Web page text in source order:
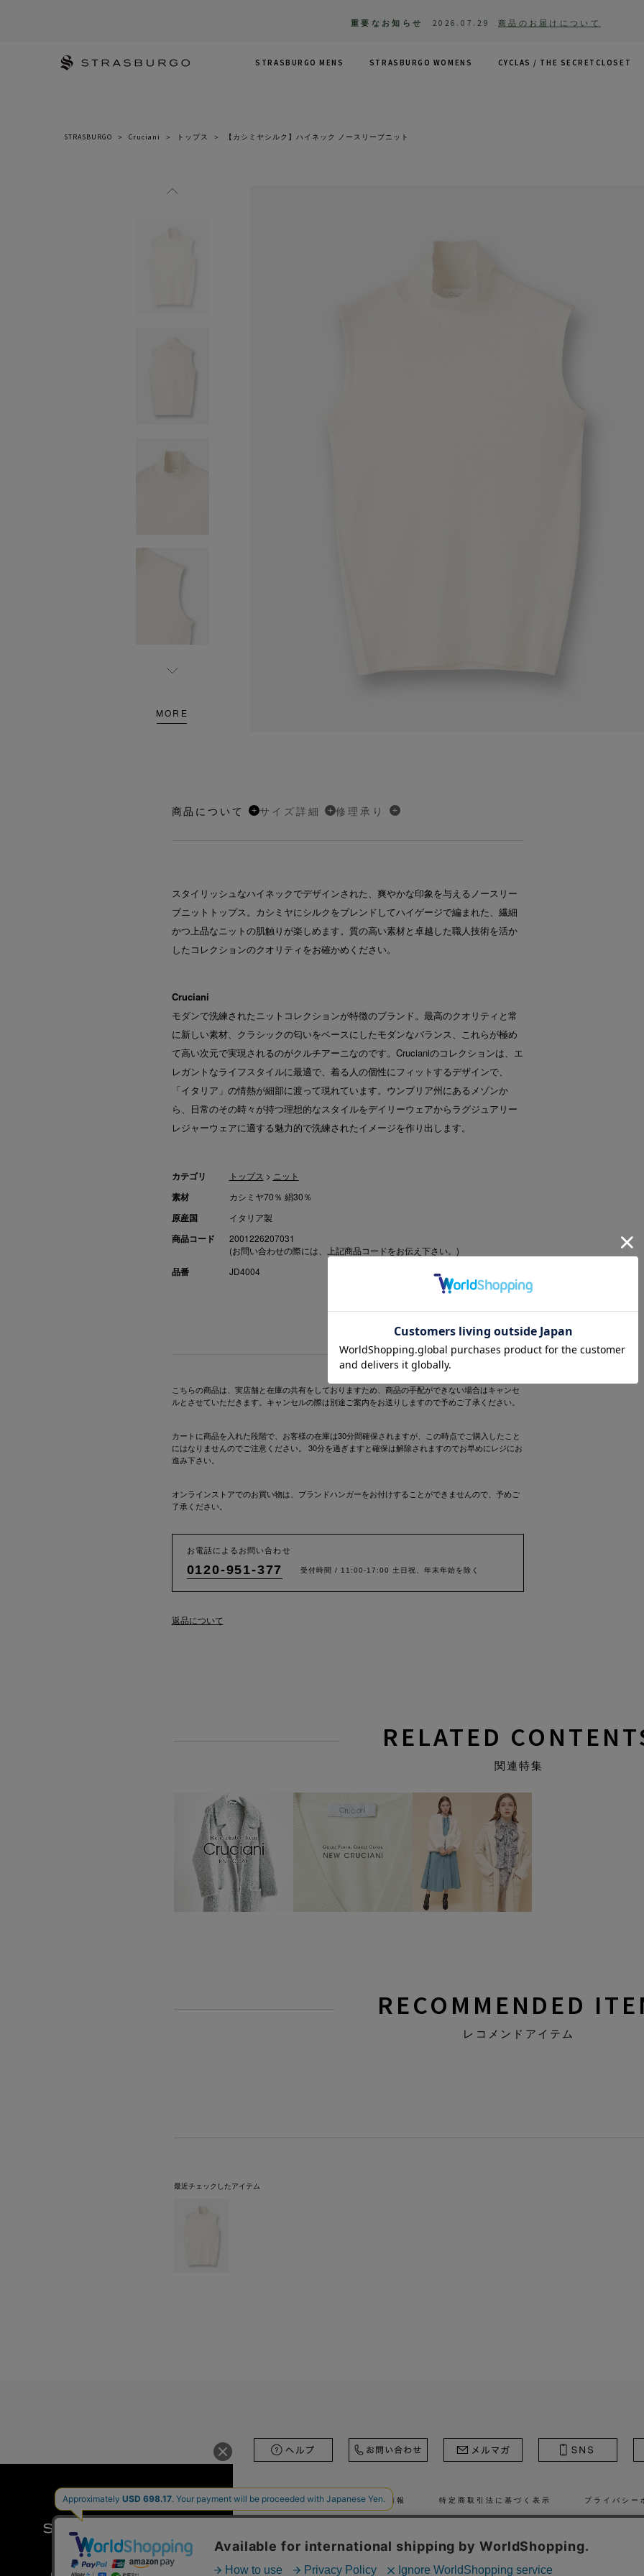
重要なお知らせ 2026.07.29 商品のお届けについて
STRASBURGO MENS STRASBURGO WOMENS CYCLAS / THE SECRETCLOSET
STRASBURGO ＞ Cruciani ＞ トップス ＞ 【カシミヤシルク】ハイネック ノースリーブニット
MORE
商品について サイズ詳細 修理承り
スタイリッシュなハイネックでデザインされた、爽やかな印象を与えるノースリー
ブニットトップス。カシミヤにシルクをブレンドしてハイゲージで編まれた、繊細
かつ上品なニットの肌触りが楽しめます。質の高い素材と卓越した職人技術を活か
したコレクションのクオリティをお確かめください。
Cruciani
モダンで洗練されたニットコレクションが特徴のブランド。最高のクオリティと常
に新しい素材、クラシックの匂いをベースにしたモダンなバランス、これらが極め
て高い次元で実現されるのがクルチアーニなのです。Crucianiのコレクションは、エ
レガントなライフスタイルに最適で、着る人の個性にフィットするデザインで、
「イタリア」の情熱が細部に渡って現れています。ウンブリア州にあるメゾンか
ら、日常のその時々が持つ理想的なスタイルをデイリーウェアからラグジュアリー
レジャーウェアに適する魅力的で洗練されたイメージを作り出します。
カテゴリ トップス > ニット
素材 カシミヤ70％ 絹30％
原産国 イタリア製
商品コード
2001226207031
(お問い合わせの際には、上記商品コードをお伝え下さい。)
品番 JD4004
こちらの商品は、実店舗と在庫の共有をしておりますため、商品の手配ができない場合はキャンセ
ルとさせていただきます。キャンセルの際は別途ご案内をお送りしますので予めご了承ください。
カートに商品を入れた段階で、お客様の在庫は30分間確保されますが、この時点でご購入したこと
にはなりませんのでご注意ください。 30分を過ぎますと確保は解除されますのでお早めにレジにお
進み下さい。
オンラインストアでのお買い物は、ブランドハンガーをお付けすることができませんので、予めご
了承ください。
お電話によるお問い合わせ
0120-951-377 受付時間 / 11:00-17:00 土日祝、年末年始を除く
返品について
RELATED
関連特集
RECOMMENDED
レコメンドアイテム
最近チェックしたアイテム
会社概要 ホールセール 採用情報 特定商取引法に基づく表示 プライバシー
© STRASBURGO CO., LTD.